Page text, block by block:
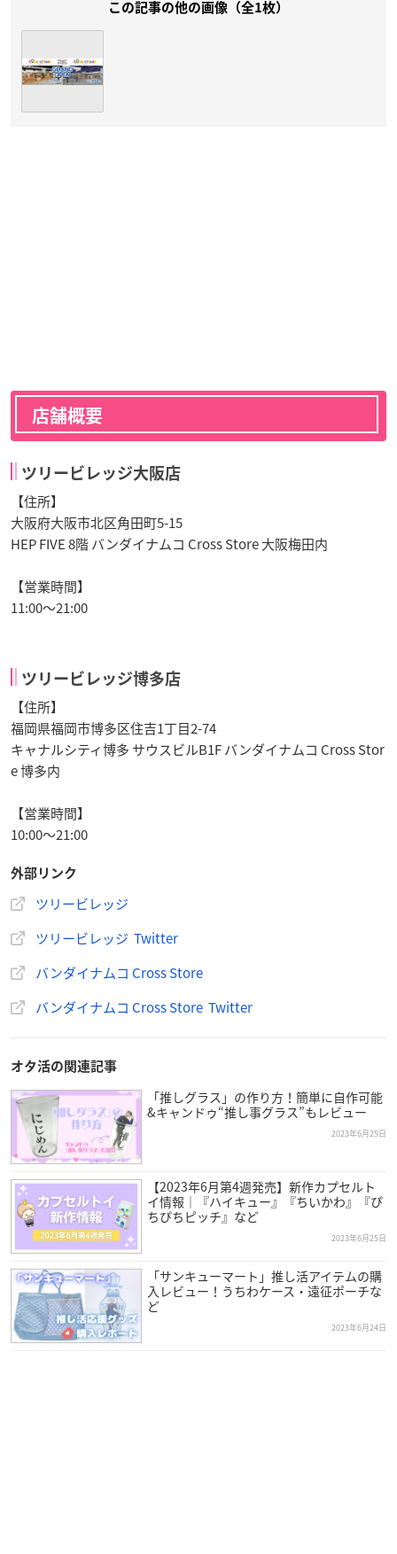
この記事の他の画像（全1枚）
店舗概要
ツリービレッジ大阪店
【住所】
大阪府大阪市北区角田町5-15
HEP FIVE 8階 バンダイナムコ Cross Store 大阪梅田内
【営業時間】
11:00～21:00
ツリービレッジ博多店
【住所】
福岡県福岡市博多区住吉1丁目2-74
キャナルシティ博多 サウスビルB1F バンダイナムコ Cross Stor
e 博多内
【営業時間】
10:00～21:00
外部リンク
ツリービレッジ
ツリービレッジ Twitter
バンダイナムコ Cross Store
バンダイナムコ Cross Store Twitter
オタ活の関連記事
「推しグラス」の作り方！簡単に自作可能
&キャンドゥ“推し事グラス”もレビュー
2023年6月25日
【2023年6月第4週発売】新作カプセルト
イ情報｜『ハイキュー』『ちいかわ』『ぴ
ちぴちピッチ』など
2023年6月25日
「サンキューマート」推し活アイテムの購
入レビュー！うちわケース・遠征ポーチな
ど
2023年6月24日